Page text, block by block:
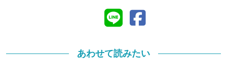
あわせて読みたい